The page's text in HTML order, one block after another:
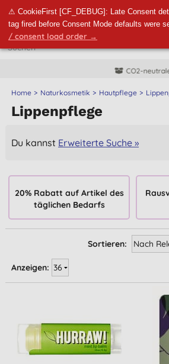
⚠ CookieFirst [CF_DEBUG]: Late Consent
tag fired before Consent Mode defaults were
/ consent load order →
CO2-neutrale
Home Naturkosmetik Hautpflege
Lippenpflege
Du kannst Erweiterte Suche »
20% Rabatt auf Artikel des
täglichen Bedarfs
Sortieren:
Anzeigen: